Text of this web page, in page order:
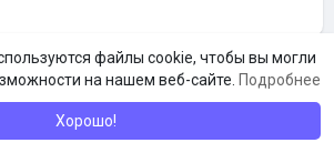
файлы cookie, чтобы вы могли
на нашем веб-сайте. Подробнее
Хорошо!